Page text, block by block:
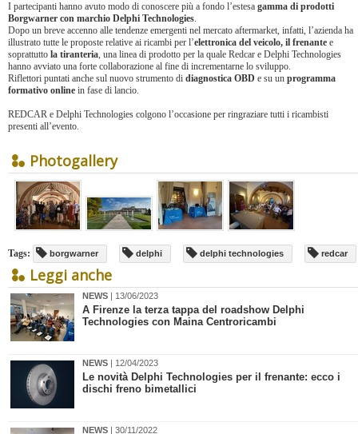
I partecipanti hanno avuto modo di conoscere più a fondo l’estesa gamma di prodotti
Borgwarner con marchio Delphi Technologies.
Dopo un breve accenno alle tendenze emergenti nel mercato aftermarket, infatti, l’azienda ha
illustrato tutte le proposte relative ai ricambi per l’elettronica del veicolo, il frenante e
soprattutto la tiranteria, una linea di prodotto per la quale Redcar e Delphi Technologies
hanno avviato una forte collaborazione al fine di incrementarne lo sviluppo.
Riflettori puntati anche sul nuovo strumento di diagnostica OBD e su un programma
formativo online in fase di lancio.
REDCAR e Delphi Technologies colgono l’occasione per ringraziare tutti i ricambisti
presenti all’evento.
Photogallery
Tags: borgwarner delphi delphi technologies redcar
Leggi anche
NEWS | 13/06/2023
​A Firenze la terza tappa del roadshow Delphi
Technologies con Maina Centroricambi
NEWS | 12/04/2023
Le novità Delphi Technologies per il frenante: ecco i
dischi freno bimetallici
NEWS | 30/11/2022